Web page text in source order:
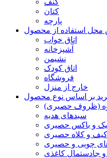
کنف
کتان
پارچه
محل استفاده از محصول
اتاق خواب
آشپزخانه
نشیمن
اتاق کودک
فروشگاه
خارج از منزل
بر اساس نوع محصول
(ظروف حصیری)
سبدهای هدیه
و باکس حصیری
کیف و کلاه حصیری
چوبی و حصیری
جادستمال کاغذی